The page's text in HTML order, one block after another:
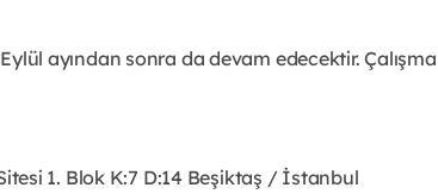
ayından sonra da devam edecektir. Çalışma
1. Blok K:7 D:14 Beşiktaş / İstanbul